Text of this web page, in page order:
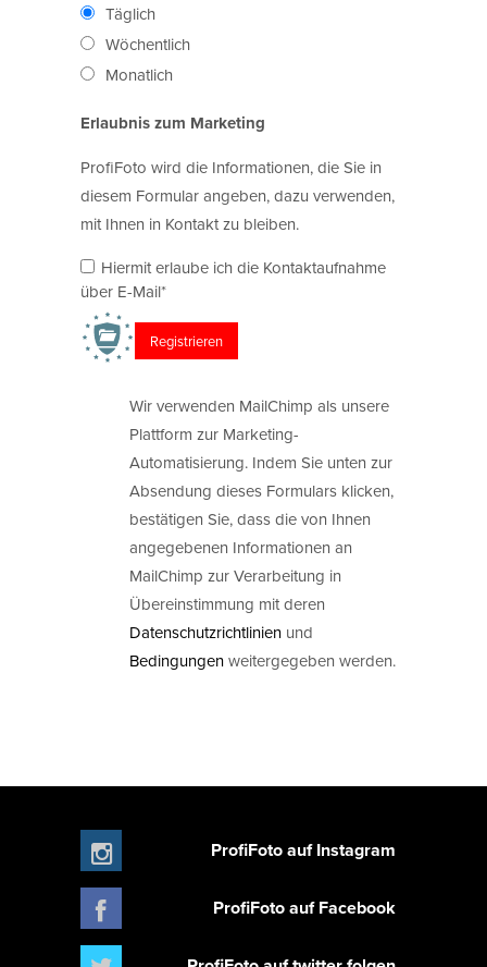
Täglich
Wöchentlich
Monatlich
Erlaubnis zum Marketing
ProfiFoto wird die Informationen, die Sie in
diesem Formular angeben, dazu verwenden,
mit Ihnen in Kontakt zu bleiben.
Hiermit erlaube ich die Kontaktaufnahme
über E-Mail*
Wir verwenden MailChimp als unsere
Plattform zur Marketing-
Automatisierung. Indem Sie unten zur
Absendung dieses Formulars klicken,
bestätigen Sie, dass die von Ihnen
angegebenen Informationen an
MailChimp zur Verarbeitung in
Übereinstimmung mit deren
Datenschutzrichtlinien und
Bedingungenweitergegeben werden.
ProfiFoto auf Instagram
ProfiFoto auf Facebook